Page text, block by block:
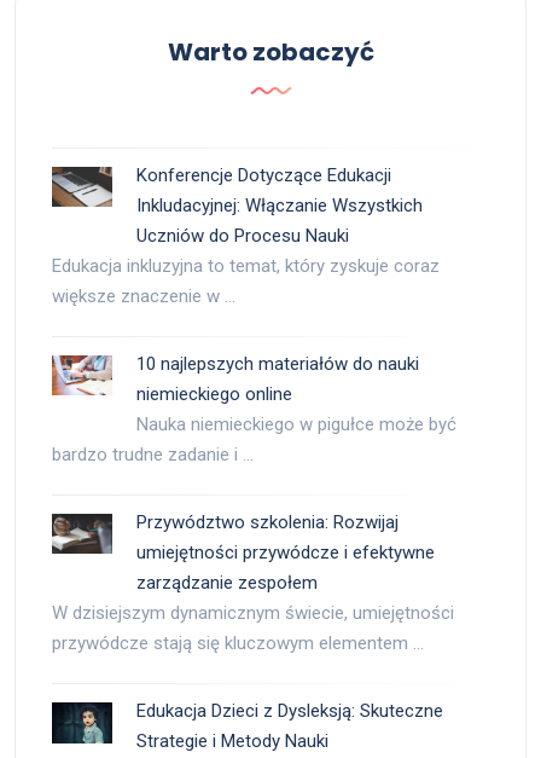
Warto zobaczyć
Konferencje Dotyczące Edukacji
Inkludacyjnej: Włączanie Wszystkich
Uczniów do Procesu Nauki
Edukacja inkluzyjna to temat, który zyskuje coraz
większe znaczenie w …
10 najlepszych materiałów do nauki
niemieckiego online
Nauka niemieckiego w pigułce może być
bardzo trudne zadanie i …
Przywództwo szkolenia: Rozwijaj
umiejętności przywódcze i efektywne
zarządzanie zespołem
W dzisiejszym dynamicznym świecie, umiejętności
przywódcze stają się kluczowym elementem …
Edukacja Dzieci z Dysleksją: Skuteczne
Strategie i Metody Nauki